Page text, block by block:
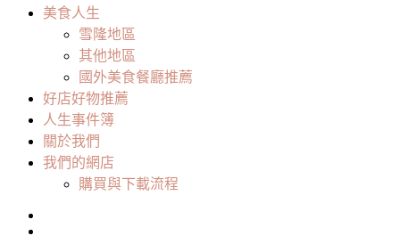
美食人生
雪隆地區
其他地區
國外美食餐廳推薦
好店好物推薦
人生事件簿
關於我們
我們的網店
購買與下載流程